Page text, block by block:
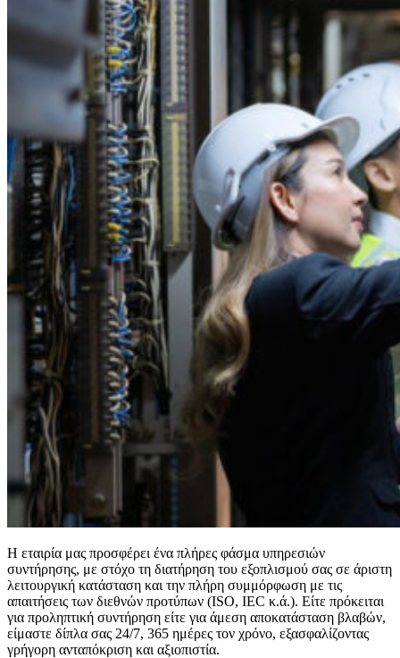
Η εταιρία μας προσφέρει ένα πλήρες φάσμα υπηρεσιών
συντήρησης, με στόχο τη διατήρηση του εξοπλισμού σας σε άριστη
λειτουργική κατάσταση και την πλήρη συμμόρφωση με τις
απαιτήσεις των διεθνών προτύπων (ISO, IEC κ.ά.). Είτε πρόκειται
για προληπτική συντήρηση είτε για άμεση αποκατάσταση βλαβών,
είμαστε δίπλα σας 24/7, 365 ημέρες τον χρόνο, εξασφαλίζοντας
γρήγορη ανταπόκριση και αξιοπιστία.